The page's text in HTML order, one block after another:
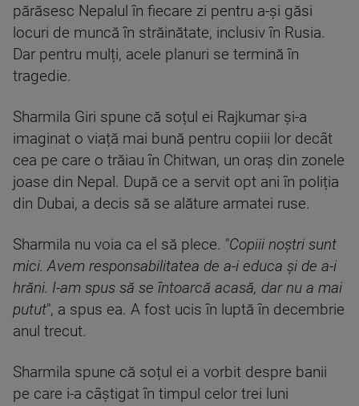
părăsesc Nepalul în fiecare zi pentru a-și găsi
locuri de muncă în străinătate, inclusiv în Rusia.
Dar pentru mulți, acele planuri se termină în
tragedie.
Sharmila Giri spune că soțul ei Rajkumar și-a
imaginat o viață mai bună pentru copiii lor decât
cea pe care o trăiau în Chitwan, un oraș din zonele
joase din Nepal. După ce a servit opt ani în poliția
din Dubai, a decis să se alăture armatei ruse.
Sharmila nu voia ca el să plece. "Copiii noștri sunt
mici. Avem responsabilitatea de a-i educa și de a-i
hrăni. I-am spus să se întoarcă acasă, dar nu a mai
putut", a spus ea. A fost ucis în luptă în decembrie
anul trecut.
Sharmila spune că soțul ei a vorbit despre banii
pe care i-a câștigat în timpul celor trei luni